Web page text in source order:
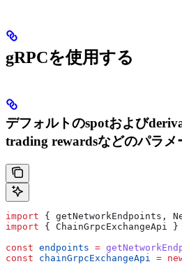
gRPCを使用する
デフォルトのspotおよび
trading rewardsなどのパラメ
import { getNetworkEndpoints ,
import { ChainGrpcExchangeApi }
const endpoints =
const chainGrpcExchangeApi =